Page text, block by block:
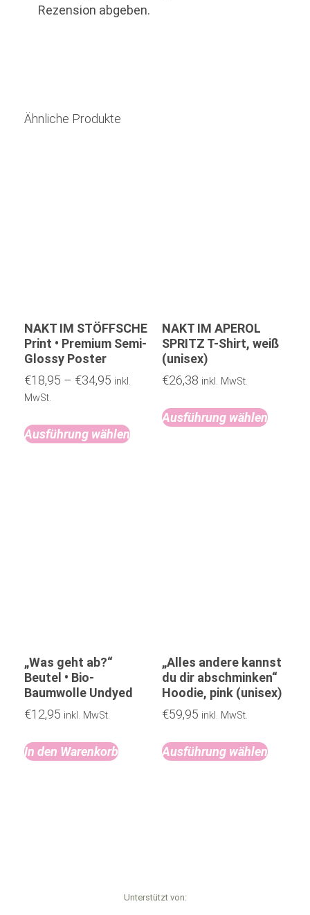
Rezension abgeben.
Ähnliche Produkte
NAKT IM STÖFFSCHE
Print • Premium Semi-
Glossy Poster
€18,95 – €34,95 inkl.
MwSt.
Ausführung wählen
NAKT IM APEROL
SPRITZ T-Shirt, weiß
(unisex)
€26,38 inkl. MwSt.
Ausführung wählen
„Was geht ab?“
Beutel • Bio-
Baumwolle Undyed
€12,95 inkl. MwSt.
In den Warenkorb
„Alles andere kannst
du dir abschminken“
Hoodie, pink (unisex)
€59,95 inkl. MwSt.
Ausführung wählen
Unterstützt von: